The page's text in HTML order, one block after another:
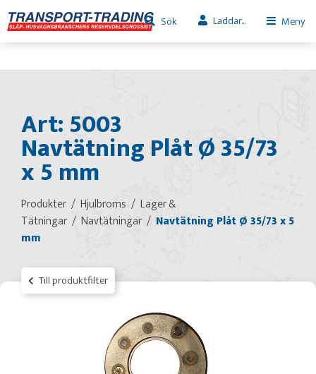
Sök Laddar... Meny
Art: 5003
Navtätning Plåt Ø 35/73
x 5 mm
Produkter Hjulbroms
Lager &
Tätningar
Navtätningar
Navtätning Plåt Ø 35/73 x 5
mm
Till produktfilter